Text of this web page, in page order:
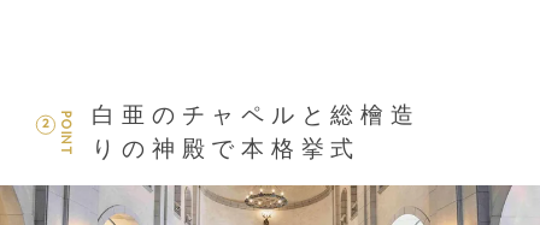
POINT
2
白亜のチャペルと総檜造
りの神殿で本格挙式